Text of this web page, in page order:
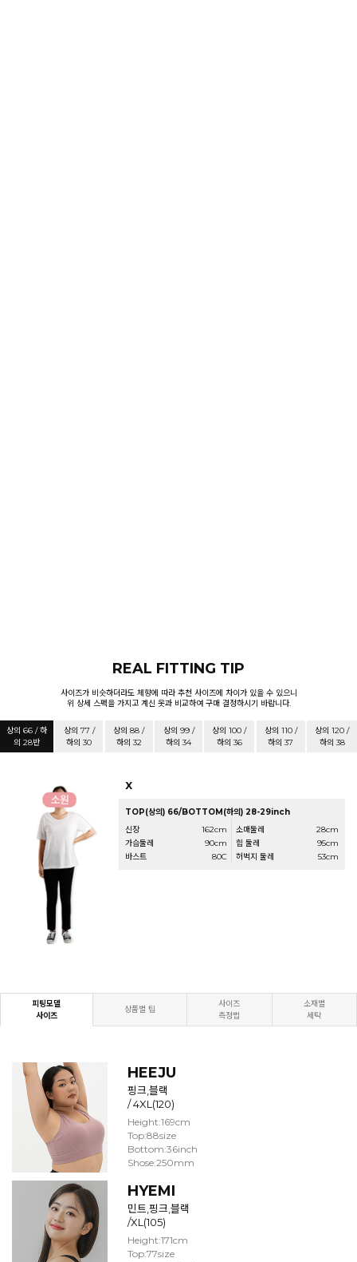
REAL FITTING TIP
사이즈가 비슷하더라도 체향에 따라 추천 사이즈에 차이가 있을 수 있으니
위 상세 스펙을 가지고 계신 옷과 비교하여 구매 결정하시기 바랍니다.
상의 66 / 하
의 28반
상의 77 /
하의 30
상의 88 /
하의 32
상의 99 /
하의 34
상의 100 /
하의 36
상의 110 /
하의 37
상의 120 /
하의 38
X
TOP(상의) 66/BOTTOM(하의) 28-29inch
신장
162cm
가슴둘레
90cm
바스트
80C
소매둘레
28cm
힙 둘레
95cm
허벅지 둘레
53cm
피팅모델
사이즈
상품별 팁
사이즈
측정법
소재별
세탁
HEEJU
핑크,블랙
/ 4XL(120)
Height:169cm
Top:88size
Bottom:36inch
Shose:250mm
HYEMI
민트,핑크,블랙
/XL(105)
Height:171cm
Top:77size